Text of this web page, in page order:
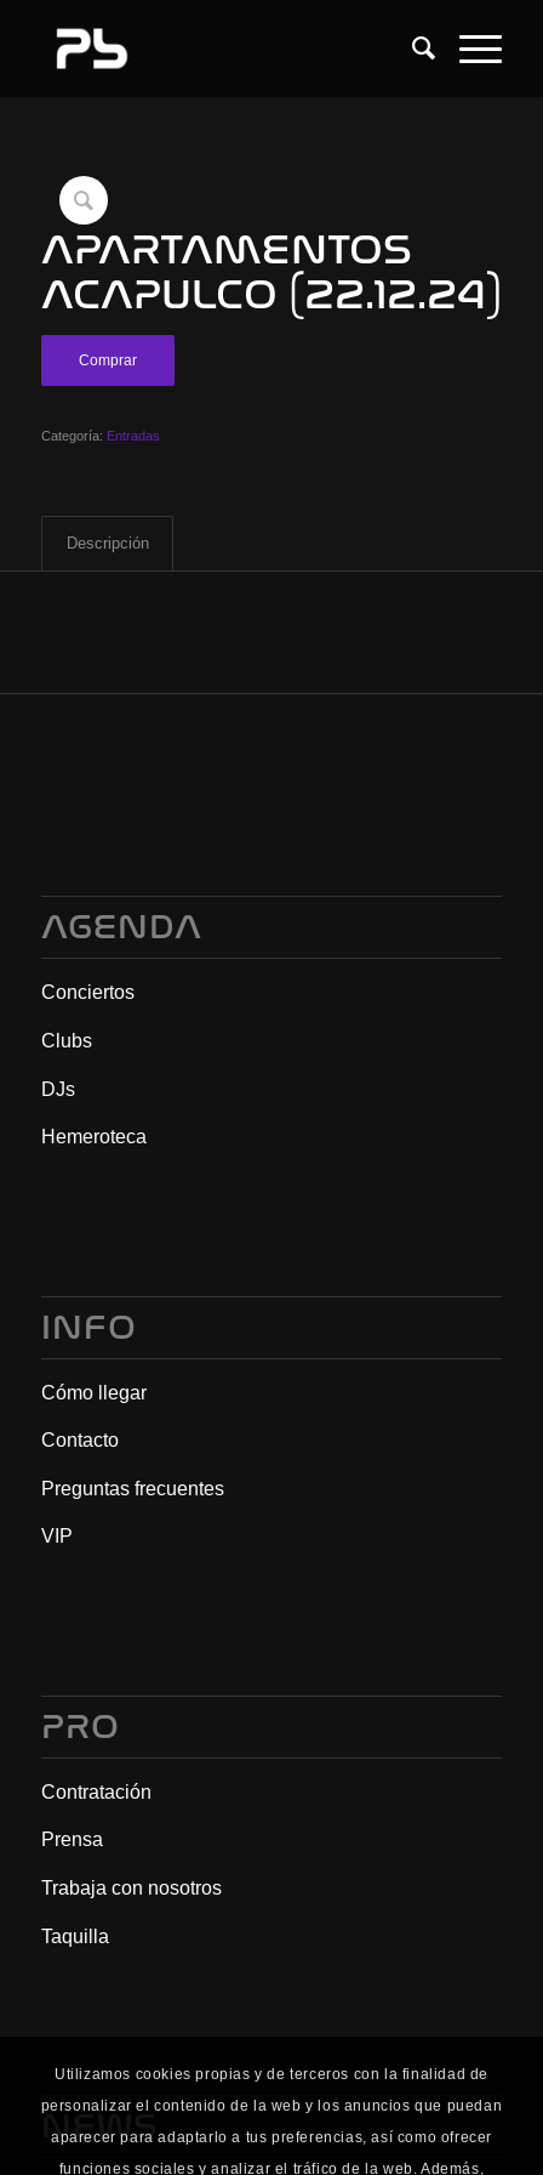
APARTAMENTOS
ACAPULCO (22.12.24)
Comprar
Categoría: Entradas
Descripción
AGENDA
Conciertos
Clubs
DJs
Hemeroteca
INFO
Cómo llegar
Contacto
Preguntas frecuentes
VIP
PRO
Contratación
Prensa
Trabaja con nosotros
Taquilla
NEWS
Utilizamos cookies propias y de terceros con la finalidad de
personalizar el contenido de la web y los anuncios que puedan
aparecer para adaptarlo a tus preferencias, así como ofrecer
funciones sociales y analizar el tráfico de la web. Además,